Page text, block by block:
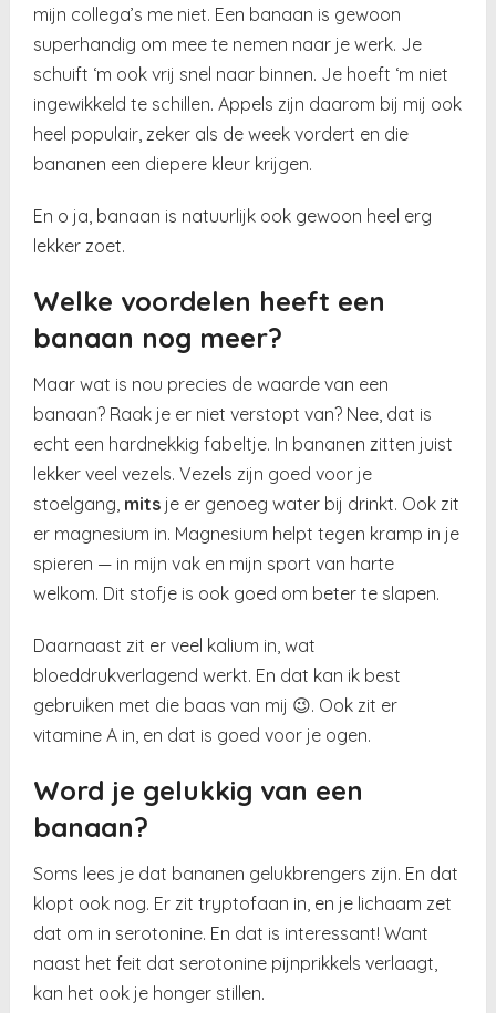
mijn collega’s me niet. Een banaan is gewoon
superhandig om mee te nemen naar je werk. Je
schuift ‘m ook vrij snel naar binnen. Je hoeft ‘m niet
ingewikkeld te schillen. Appels zijn daarom bij mij ook
heel populair, zeker als de week vordert en die
bananen een diepere kleur krijgen.
En o ja, banaan is natuurlijk ook gewoon heel erg
lekker zoet.
Welke voordelen heeft een
banaan nog meer?
Maar wat is nou precies de waarde van een
banaan? Raak je er niet verstopt van? Nee, dat is
echt een hardnekkig fabeltje. In bananen zitten juist
lekker veel vezels. Vezels zijn goed voor je
stoelgang, mits je er genoeg water bij drinkt. Ook zit
er magnesium in. Magnesium helpt tegen kramp in je
spieren — in mijn vak en mijn sport van harte
welkom. Dit stofje is ook goed om beter te slapen.
Daarnaast zit er veel kalium in, wat
bloeddrukverlagend werkt. En dat kan ik best
gebruiken met die baas van mij 😉. Ook zit er
vitamine A in, en dat is goed voor je ogen.
Word je gelukkig van een
banaan?
Soms lees je dat bananen gelukbrengers zijn. En dat
klopt ook nog. Er zit tryptofaan in, en je lichaam zet
dat om in serotonine. En dat is interessant! Want
naast het feit dat serotonine pijnprikkels verlaagt,
kan het ook je honger stillen.